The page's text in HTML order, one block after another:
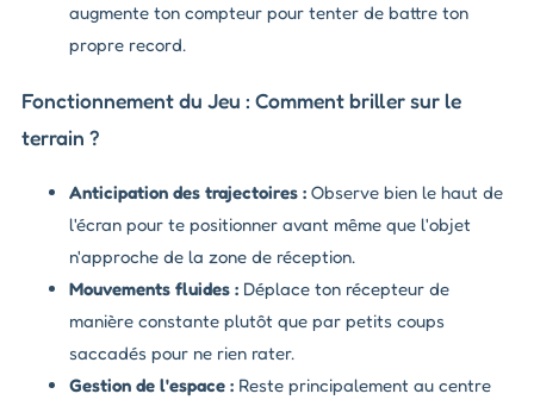
augmente ton compteur pour tenter de battre ton
propre record.
Fonctionnement du Jeu : Comment briller sur le
terrain ?
Anticipation des trajectoires : Observe bien le haut de
l'écran pour te positionner avant même que l'objet
n'approche de la zone de réception.
Mouvements fluides : Déplace ton récepteur de
manière constante plutôt que par petits coups
saccadés pour ne rien rater.
Gestion de l'espace : Reste principalement au centre